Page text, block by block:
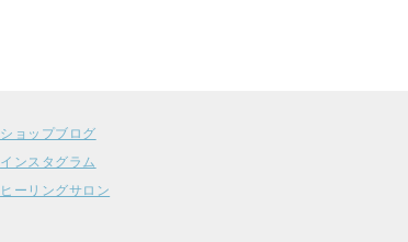
ショップブログ
インスタグラム
ヒーリングサロン